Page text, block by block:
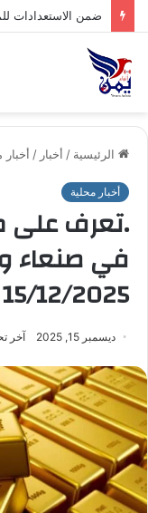
صنعاء: إجراء قرعة
الرئيسية / أخبار / أخبار
أخبار محلية
.تعرف على
في صنعاء
15/12/2025
ديسمبر 15, 2025 آخر